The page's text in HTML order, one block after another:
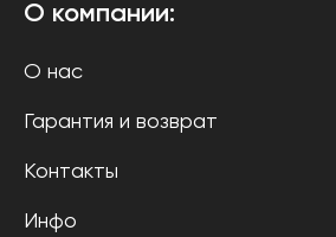
О компании:
О нас
Гарантия и возврат
Контакты
Инфо